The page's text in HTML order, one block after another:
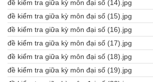
đề kiểm tra giữa kỳ môn đại số (14).jpg
đề kiểm tra giữa kỳ môn đại số (15).jpg
đề kiểm tra giữa kỳ môn đại số (16).jpg
đề kiểm tra giữa kỳ môn đại số (17).jpg
đề kiểm tra giữa kỳ môn đại số (18).jpg
đề kiểm tra giữa kỳ môn đại số (19).jpg